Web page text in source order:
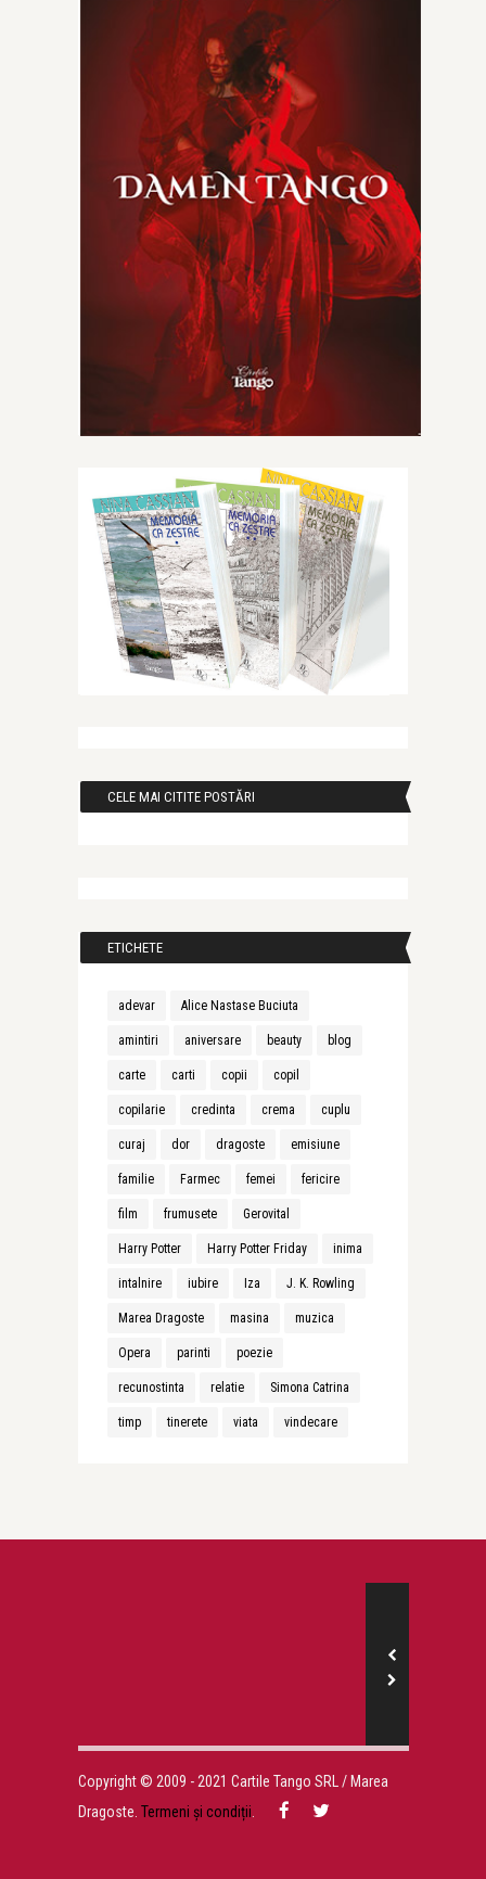
CELE MAI CITITE POSTĂRI
ETICHETE
adevar Alice Nastase Buciuta
amintiri aniversare beauty blog
carte carti copii copil
copilarie credinta crema cuplu
curaj dor dragoste emisiune
familie Farmec femei fericire
film frumusete Gerovital
Harry Potter Harry Potter Friday inima
intalnire iubire Iza J. K. Rowling
Marea Dragoste masina muzica
Opera parinti poezie
recunostinta relatie Simona Catrina
timp tinerete viata vindecare
Copyright © 2009 - 2021 Cartile Tango SRL / Marea
Dragoste. Termeni și condiții